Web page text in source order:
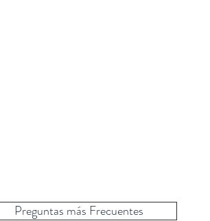
Preguntas más Frecuentes